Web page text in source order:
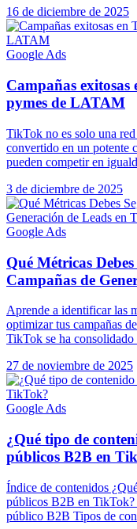
16 de diciembre de 2025
Google Ads
Campañas
pymes de LATAM
TikTok no es solo una
convertido en un potente
pueden competir en
3 de diciembre de 2025
Google Ads
Qué Métricas
Campañas de
Aprende a identificar las
optimizar tus campañas
TikTok se ha consolidado
27 de noviembre de 2025
Google Ads
¿Qué tipo de
públicos B2B en
Índice de contenidos
públicos B2B en TikTok?
público B2B Tipos de